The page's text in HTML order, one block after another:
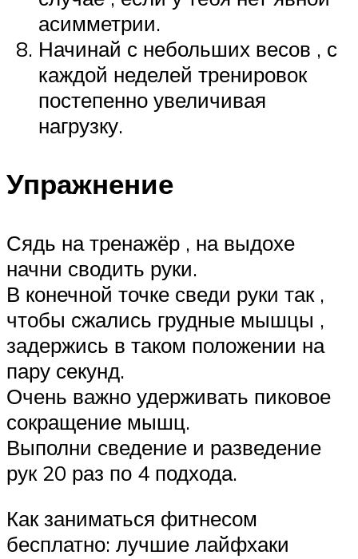
асимметрии.
Начинай с небольших весов , с
каждой неделей тренировок
постепенно увеличивая
нагрузку.
Упражнение
Сядь на тренажёр , на выдохе
начни сводить руки.
В конечной точке сведи руки так ,
чтобы сжались грудные мышцы ,
задержись в таком положении на
пару секунд.
Очень важно удерживать пиковое
сокращение мышц.
Выполни сведение и разведение
рук 20 раз по 4 подхода.
Как заниматься фитнесом
бесплатно: лучшие лайфхаки